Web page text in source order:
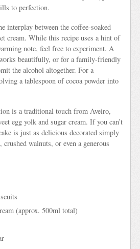
to perfection.
interplay between the coffee-soaked
cream. While this recipe uses a hint of
note, feel free to experiment. A
beautifully, or for a family-friendly
the alcohol altogether. For a
a tablespoon of cocoa powder into
is a traditional touch from Aveiro,
egg yolk and sugar cream. If you can’t
is just as delicious decorated simply
walnuts, or even a generous
(approx. 500ml total)